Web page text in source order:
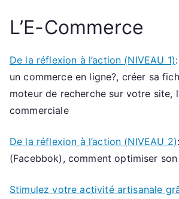
L’E-Commerce
De la réflexion à l’action (NIVEAU 1)
un commerce en ligne?, créer sa
moteur de recherche sur votre site,
commerciale
De la réflexion à l’action (NIVEAU 2)
(Facebbok), comment optimiser
Stimulez votre activité artisanale